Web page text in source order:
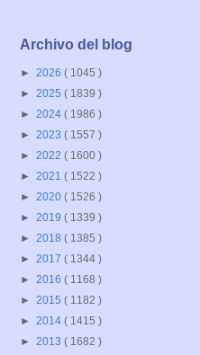
Archivo del blog
► 2026 ( 1045 )
► 2025 ( 1839 )
► 2024 ( 1986 )
► 2023 ( 1557 )
► 2022 ( 1600 )
► 2021 ( 1522 )
► 2020 ( 1526 )
► 2019 ( 1339 )
► 2018 ( 1385 )
► 2017 ( 1344 )
► 2016 ( 1168 )
► 2015 ( 1182 )
► 2014 ( 1415 )
► 2013 ( 1682 )